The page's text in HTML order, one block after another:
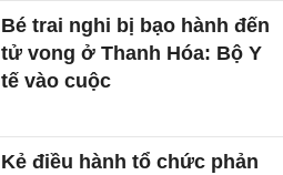
Bé trai nghi bị bạo hành đến
tử vong ở Thanh Hóa: Bộ Y
tế vào cuộc
Kẻ điều hành tổ chức phản